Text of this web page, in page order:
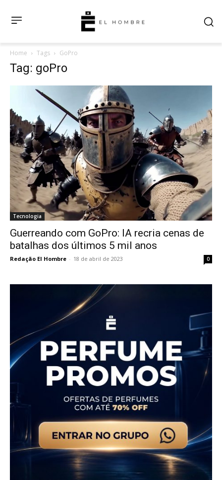
Home Tags GoPro
Tag: goPro
Tecnologia
Guerreando com GoPro: IA recria cenas de
batalhas dos últimos 5 mil anos
Redação El Hombre - 18 de abril de 2023 0